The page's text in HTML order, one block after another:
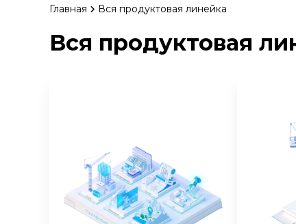
Главная Вся продуктовая линейка
Вся продуктовая